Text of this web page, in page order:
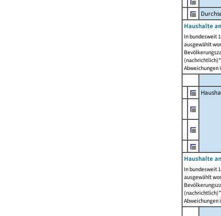
Haushalte
In bundesweit
ausgewählt
Abweichungen
Haushalte
In bundesweit
ausgewählt
Abweichungen